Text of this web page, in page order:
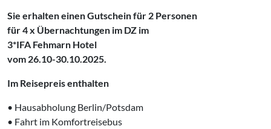
Sie erhalten einen Gutschein für 2 Personen
für 4 x Übernachtungen im DZ im
3*IFA Fehmarn Hotel
vom 26 .10-30.10.2025.
Im Reisepreis enthalten
• Hausabholung Berlin/Potsdam
• Fahrt im Komfortreisebus